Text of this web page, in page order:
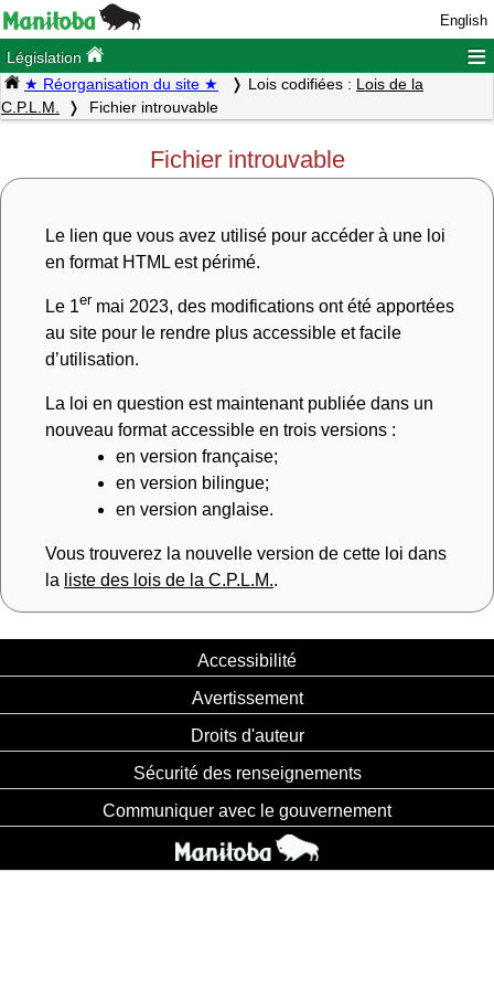
English
Législation ≡
★ Réorganisation du site ★ Lois codifiées : Lois de la
C.P.L.M.
Fichier introuvable
Fichier introuvable
Le lien que vous avez utilisé pour accéder à une loi
en format HTML est périmé.
Le 1er mai 2023, des modifications ont été apportées
au site pour le rendre plus accessible et facile
d’utilisation.
La loi en question est maintenant publiée dans un
nouveau format accessible en trois versions :
en version française;
en version bilingue;
en version anglaise.
Vous trouverez la nouvelle version de cette loi dans
la liste des lois de la C.P.L.M..
Accessibilité
Avertissement
Droits d'auteur
Sécurité des renseignements
Communiquer avec le gouvernement